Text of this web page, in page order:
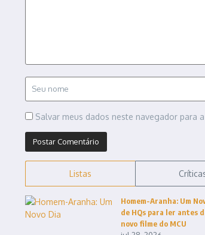
Salvar meus dados neste navegador para
Listas
Homem-Aranha: Um
de HQs para ler antes
novo filme do MCU